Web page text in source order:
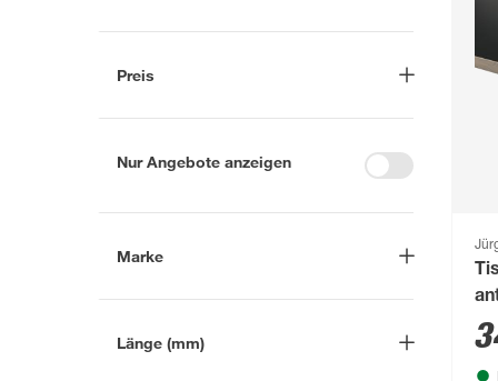
Lieferung nach Hause (18)
bestellbar (173)
Preis
Nur Angebote anzeigen
Marke
Marke suchen
Länge (mm)